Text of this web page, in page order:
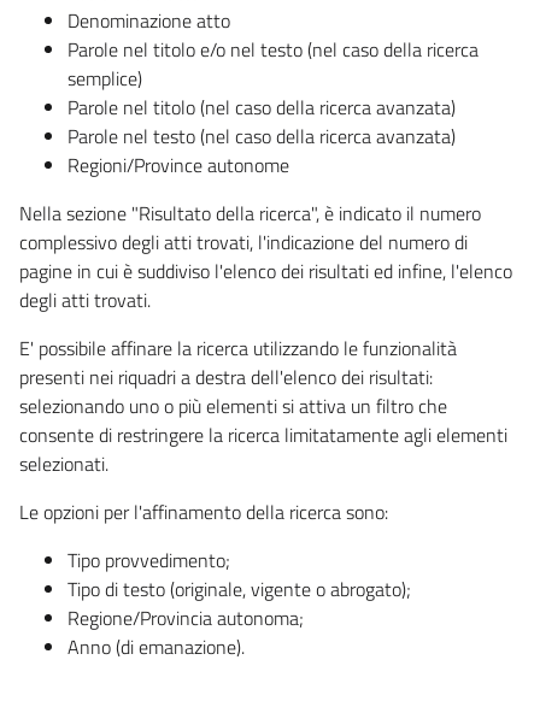
Denominazione atto
Parole nel titolo e/o nel testo (nel caso della ricerca
semplice)
Parole nel titolo (nel caso della ricerca avanzata)
Parole nel testo (nel caso della ricerca avanzata)
Regioni/Province autonome
Nella sezione "Risultato della ricerca", è indicato il numero
complessivo degli atti trovati, l'indicazione del numero di
pagine in cui è suddiviso l'elenco dei risultati ed infine, l'elenco
degli atti trovati.
E' possibile affinare la ricerca utilizzando le funzionalità
presenti nei riquadri a destra dell'elenco dei risultati:
selezionando uno o più elementi si attiva un filtro che
consente di restringere la ricerca limitatamente agli elementi
selezionati.
Le opzioni per l'affinamento della ricerca sono:
Tipo provvedimento;
Tipo di testo (originale, vigente o abrogato);
Regione/Provincia autonoma;
Anno (di emanazione).